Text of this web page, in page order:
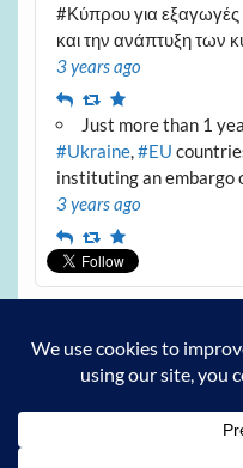
#Κύπρου για εξαγωγές
και την ανάπτυξη των
3 years ago
ReplyRetweet
Favourite
Just more than 1
#Ukraine,#EU
instituting an embargo
3 years ago
ReplyRetweet
Favourite
Archives
Archives